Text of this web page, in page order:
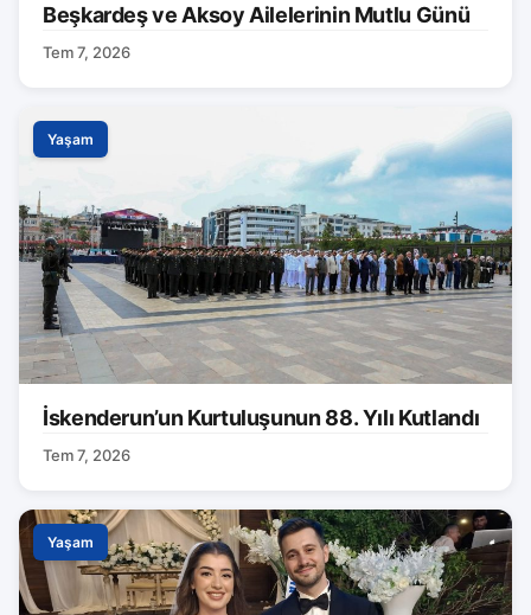
Beşkardeş ve Aksoy Ailelerinin Mutlu Günü
Tem 7, 2026
Yaşam
İskenderun’un Kurtuluşunun 88. Yılı Kutlandı
Tem 7, 2026
Yaşam